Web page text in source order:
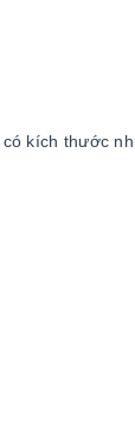
kích thước